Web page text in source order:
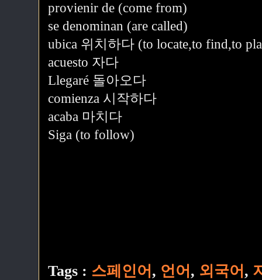
provienir de (come from)
se denominan (are called)
ubica 위치하다 (to locate,to find,to
acuesto 자다
Llegaré 돌아오다
comienza 시작하다
acaba 마치다
Siga (to follow)
Tags : 스페인어 , 언어 , 외국어 ,